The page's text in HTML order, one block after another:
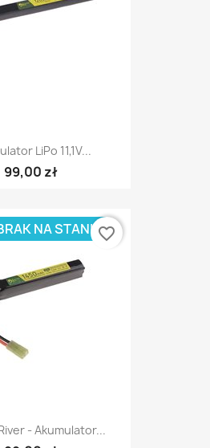
LiPo 11,1V...
99,00 zł
- Akumulator...
NA STANIEfavorite_border